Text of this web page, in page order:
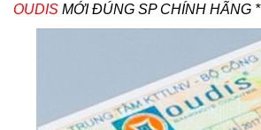
OUDIS MỚI ĐÚNG SP CHÍNH HÃNG *